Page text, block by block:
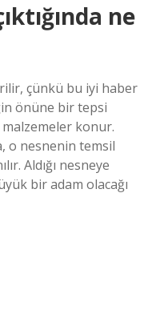
ne
çünkü bu iyi haber
önüne bir tepsi
konur.
o nesnenin temsil
Aldığı nesneye
bir adam olacağı